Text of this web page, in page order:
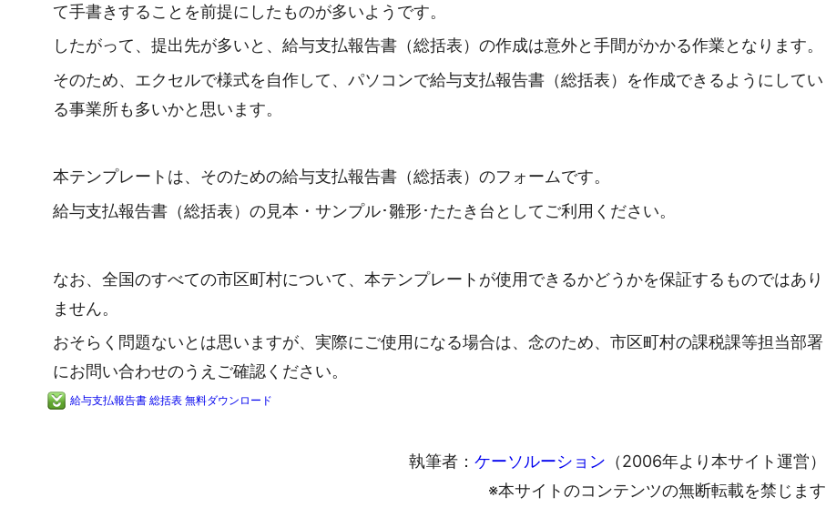
て手書きすることを前提にしたものが多いようです。
したがって、提出先が多いと、給与支払報告書（総括表）の作成は意外と手間がかかる作業となります。
そのため、エクセルで様式を自作して、パソコンで給与支払報告書（総括表）を作成できるようにしてい
る事業所も多いかと思います。
本テンプレートは、そのための給与支払報告書（総括表）のフォームです。
給与支払報告書（総括表）の見本・サンプル･雛形･たたき台としてご利用ください。
なお、全国のすべての市区町村について、本テンプレートが使用できるかどうかを保証するものではあり
ません。
おそらく問題ないとは思いますが、実際にご使用になる場合は、念のため、市区町村の課税課等担当部署
にお問い合わせのうえご確認ください。
給与支払報告書 総括表 無料ダウンロード
執筆者： ケーソルーション （2006年より本サイト運営）
※本サイトのコンテンツの無断転載を禁じます